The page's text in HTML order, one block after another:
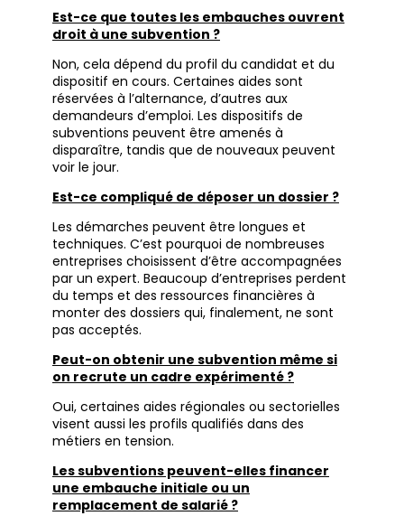
Est-ce que toutes les embauches ouvrent
droit à une subvention ?
Non, cela dépend du profil du candidat et du
dispositif en cours. Certaines aides sont
réservées à l’alternance, d’autres aux
demandeurs d’emploi. Les dispositifs de
subventions peuvent être amenés à
disparaître, tandis que de nouveaux peuvent
voir le jour.
Est-ce compliqué de déposer un dossier ?
Les démarches peuvent être longues et
techniques. C’est pourquoi de nombreuses
entreprises choisissent d’être accompagnées
par un expert. Beaucoup d’entreprises perdent
du temps et des ressources financières à
monter des dossiers qui, finalement, ne sont
pas acceptés.
Peut-on obtenir une subvention même si
on recrute un cadre expérimenté ?
Oui, certaines aides régionales ou sectorielles
visent aussi les profils qualifiés dans des
métiers en tension.
Les subventions peuvent-elles financer
une embauche initiale ou un
remplacement de salarié ?